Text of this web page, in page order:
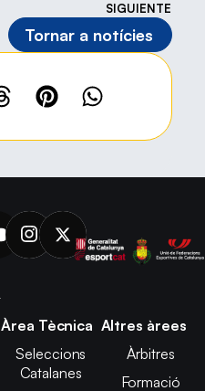
SIGUIENTE
Tornar a notícies
Àrea Tècnica
Seleccions
Catalanes
Altres àrees
Àrbitres
Formació